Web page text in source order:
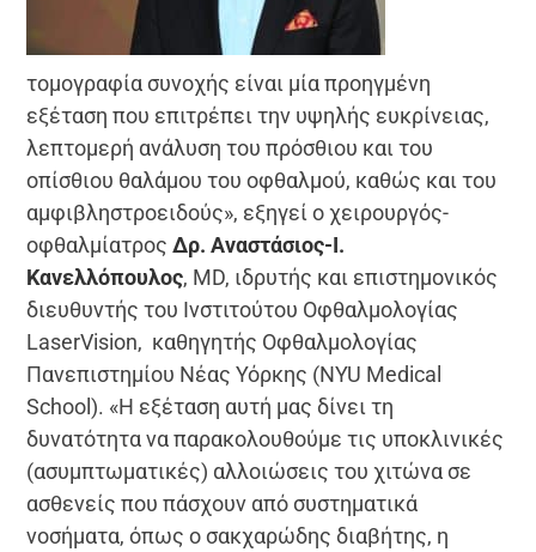
τομογραφία συνοχής είναι μία προηγμένη
εξέταση που επιτρέπει την υψηλής ευκρίνειας,
λεπτομερή ανάλυση του πρόσθιου και του
οπίσθιου θαλάμου του οφθαλμού, καθώς και του
αμφιβληστροειδούς», εξηγεί ο χειρουργός-
οφθαλμίατροςΔρ. Αναστάσιος-Ι.
Κανελλόπουλος, MD, ιδρυτής και επιστημονικός
διευθυντής του Ινστιτούτου Οφθαλμολογίας
LaserVision, καθηγητής Οφθαλμολογίας
Πανεπιστημίου Νέας Υόρκης (NYU Medical
School). «Η εξέταση αυτή μας δίνει τη
δυνατότητα να παρακολουθούμε τις υποκλινικές
(ασυμπτωματικές) αλλοιώσεις του χιτώνα σε
ασθενείς που πάσχουν από συστηματικά
νοσήματα, όπως ο σακχαρώδης διαβήτης, η